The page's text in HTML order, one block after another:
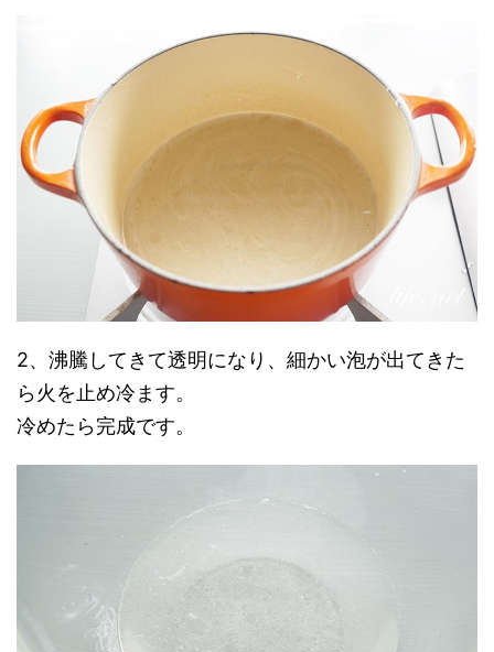
2、沸騰してきて透明になり、細かい泡が出てきた
ら火を止め冷ます。
冷めたら完成です。